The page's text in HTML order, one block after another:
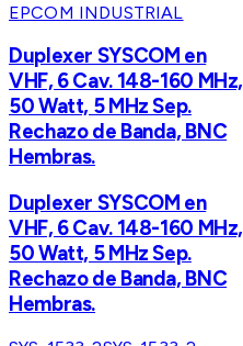
EPCOM INDUSTRIAL
Duplexer SYSCOM en
VHF, 6 Cav. 148-160 MHz,
50 Watt, 5 MHz Sep.
Rechazo de Banda, BNC
Hembras.
Duplexer SYSCOM en
VHF, 6 Cav. 148-160 MHz,
50 Watt, 5 MHz Sep.
Rechazo de Banda, BNC
Hembras.